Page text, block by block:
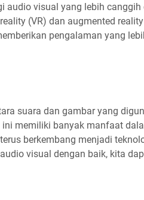
audio visual yang lebih
(VR) dan augmented
pengalaman yang
suara dan gambar yang
memiliki banyak manfaat
berkembang menjadi
visual dengan baik, kita